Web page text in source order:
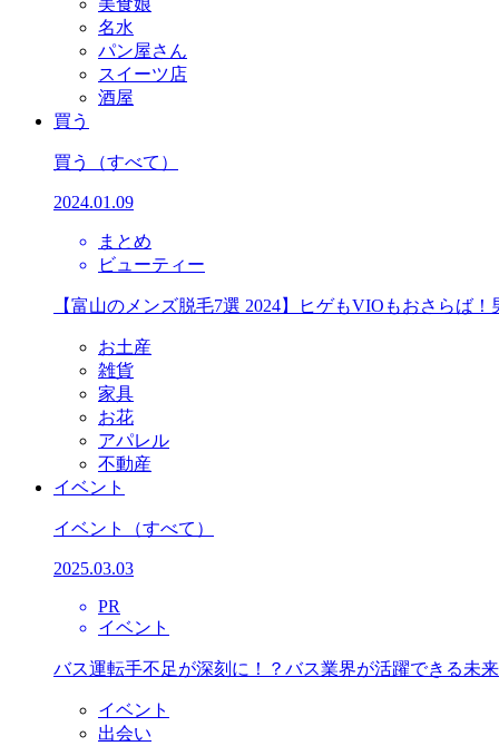
美食娘
名水
パン屋さん
スイーツ店
酒屋
買う
買う （すべて）
2024.01.09
まとめ
ビューティー
【富山のメンズ脱毛7選 2024】ヒゲもVIOもおさらば
お土産
雑貨
家具
お花
アパレル
不動産
イベント
イベント （すべて）
2025.03.03
PR
イベント
バス運転手不足が深刻に！？バス業界が活躍できる未
イベント
出会い